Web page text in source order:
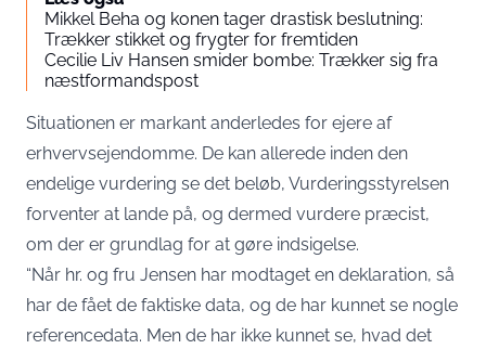
Mikkel Beha og konen tager drastisk beslutning:
Trækker stikket og frygter for fremtiden
Cecilie Liv Hansen smider bombe: Trækker sig fra
næstformandspost
Situationen er markant anderledes for ejere af
erhvervsejendomme. De kan allerede inden den
endelige vurdering se det beløb, Vurderingsstyrelsen
forventer at lande på, og dermed vurdere præcist,
om der er grundlag for at gøre indsigelse.
“Når hr. og fru Jensen har modtaget en deklaration, så
har de fået de faktiske data, og de har kunnet se nogle
referencedata. Men de har ikke kunnet se, hvad det